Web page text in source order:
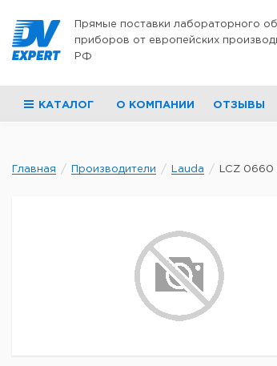
Прямые поставки лабораторного
приборов от европейских
РФ
КАТАЛОГ О КОМПАНИИ ОТЗЫВЫ
Главная Производители Lauda LCZ 0660